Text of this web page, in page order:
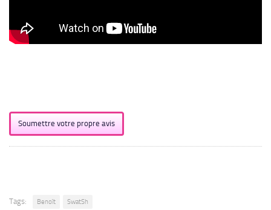
Soumettre votre propre avis
Tags: Benoît SwatSh